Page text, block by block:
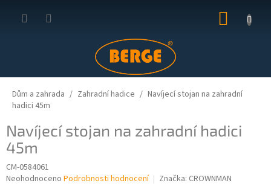
KOŠÍK
Dům a zahrada Zahradní hadice
Navíjecí stojan na zahradní
hadici 45m
Navíjecí stojan na zahradní hadici
45m
CM-0584061
Průměrné
Neohodnoceno Podrobnosti hodnocení Značka: CROWNMAN